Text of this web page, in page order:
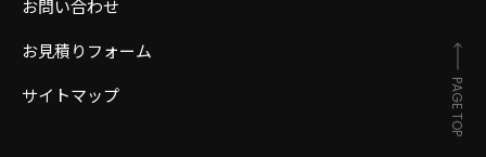
お問い合わせ
お見積りフォーム
サイトマップ
PAGE TOP